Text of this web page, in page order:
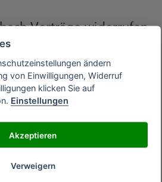
Verträge widerrufen
Mitgliedschaft widerrufen
an
senden
Bankverbindung
ändern
von Einwilligungen, Widerruf
klicken Sie auf
Einstellungen
Akzeptieren
Verweigern